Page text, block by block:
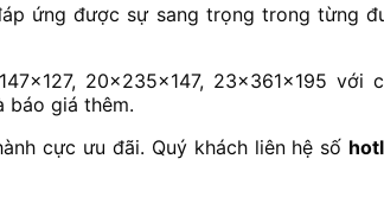
ứng được sự sang trọng trong từng
20x235x147, 23x361x195 với
báo giá thêm.
cực ưu đãi. Quý khách liên hệ số